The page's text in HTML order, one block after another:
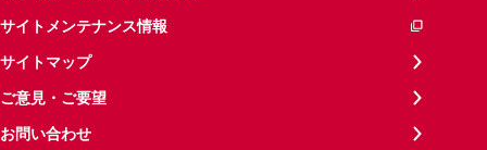
サイトメンテナンス情報
サイトマップ
ご意見・ご要望
お問い合わせ